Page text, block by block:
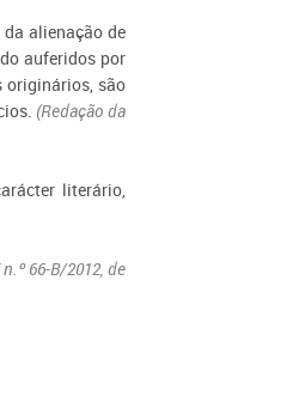
alienação de
auferidos por
originários, são
(Redação da
literário,
66-B/2012, de